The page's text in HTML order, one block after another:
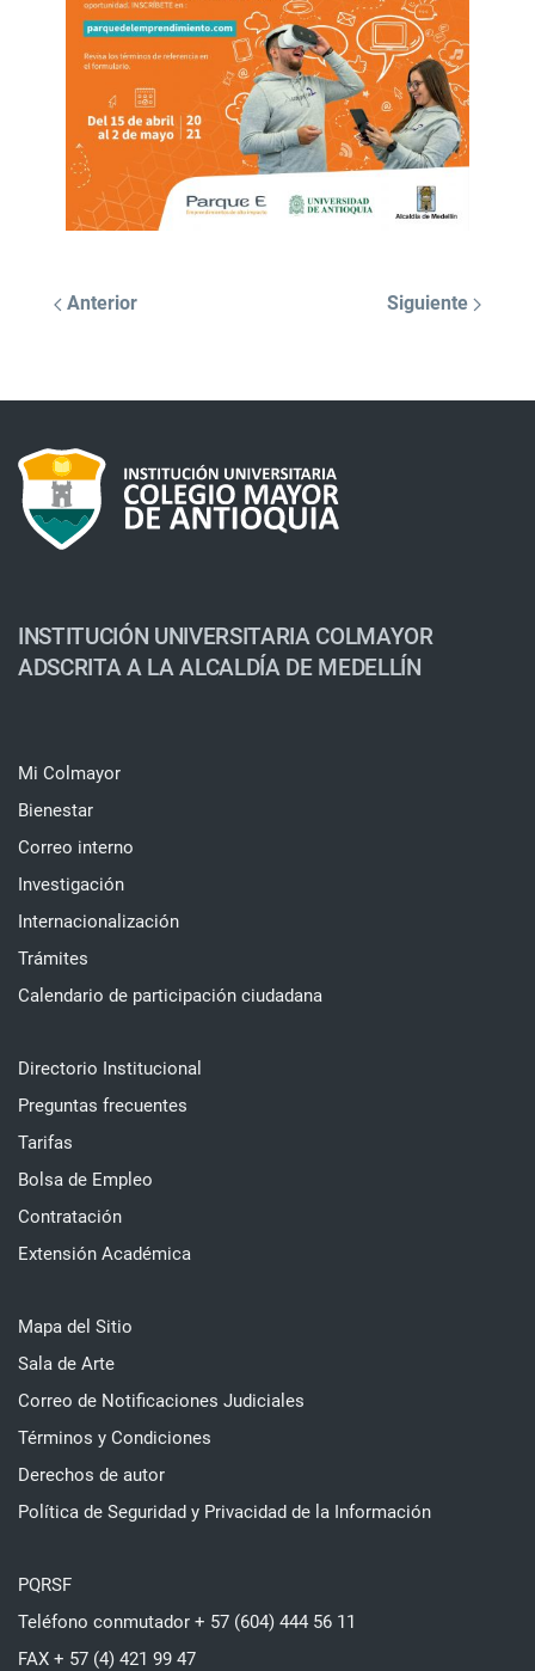
Anterior Siguiente
INSTITUCIÓN UNIVERSITARIA COLMAYOR
ADSCRITA A LA ALCALDÍA DE MEDELLÍN
Mi Colmayor
Bienestar
Correo interno
Investigación
Internacionalización
Trámites
Calendario de participación ciudadana
Directorio Institucional
Preguntas frecuentes
Tarifas
Bolsa de Empleo
Contratación
Extensión Académica
Mapa del Sitio
Sala de Arte
Correo de Notificaciones Judiciales
Términos y Condiciones
Derechos de autor
Política de Seguridad y Privacidad de la Información
PQRSF
Teléfono conmutador + 57 (604) 444 56 11
FAX + 57 (4) 421 99 47